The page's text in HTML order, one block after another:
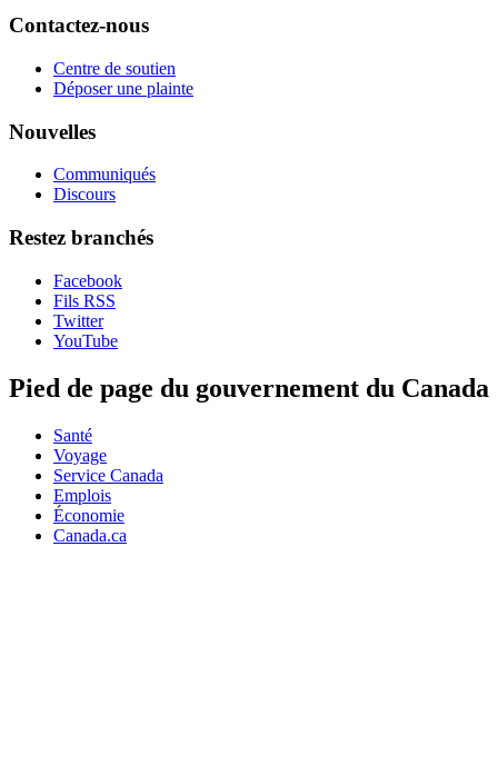
Contactez-nous
Centre de soutien
Déposer une plainte
Nouvelles
Communiqués
Discours
Restez branchés
Facebook
Fils RSS
Twitter
YouTube
Pied de page du gouvernement du Canada
Santé
Voyage
Service Canada
Emplois
Économie
Canada.ca